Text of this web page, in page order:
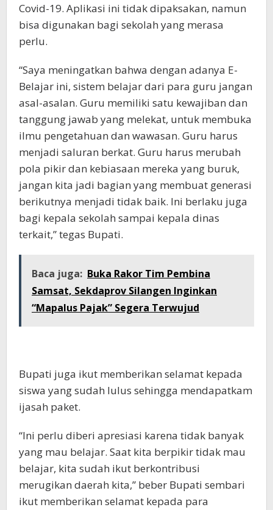
Covid-19. Aplikasi ini tidak dipaksakan, namun
bisa digunakan bagi sekolah yang merasa
perlu.
“Saya meningatkan bahwa dengan adanya E-
Belajar ini, sistem belajar dari para guru jangan
asal-asalan. Guru memiliki satu kewajiban dan
tanggung jawab yang melekat, untuk membuka
ilmu pengetahuan dan wawasan. Guru harus
menjadi saluran berkat. Guru harus merubah
pola pikir dan kebiasaan mereka yang buruk,
jangan kita jadi bagian yang membuat generasi
berikutnya menjadi tidak baik. Ini berlaku juga
bagi kepala sekolah sampai kepala dinas
terkait,” tegas Bupati.
Baca juga: Buka Rakor Tim Pembina
Samsat, Sekdaprov Silangen Inginkan
“Mapalus Pajak” Segera Terwujud
Bupati juga ikut memberikan selamat kepada
siswa yang sudah lulus sehingga mendapatkam
ijasah paket.
“Ini perlu diberi apresiasi karena tidak banyak
yang mau belajar. Saat kita berpikir tidak mau
belajar, kita sudah ikut berkontribusi
merugikan daerah kita,” beber Bupati sembari
ikut memberikan selamat kepada para